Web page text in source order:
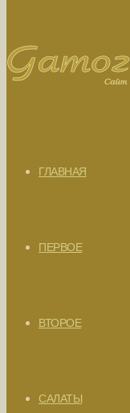
ГЛАВНАЯ
ПЕРВОЕ
ВТОРОЕ
САЛАТЫ